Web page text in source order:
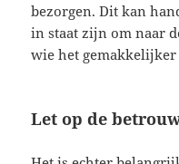
bezorgen. Dit kan
in staat zijn om naar
wie het
Let op de